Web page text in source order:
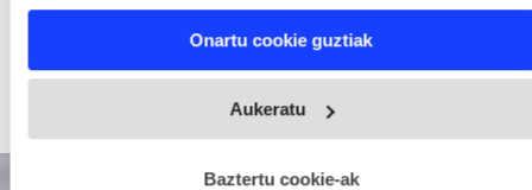
and set your preferences in thedetails section
fitxategiak erabiltzen ditu. Zure esperientzia eta zerbitzuak
esplizitua ematen diguzu.Gehiago irakurri
Onartu cookie guztiak
Aukeratu
Baztertu cookie-ak
emaitzak onartu behar dira», adierazi du eta
ziurtatu demokraziaren aldeko borrokan inoiz ez